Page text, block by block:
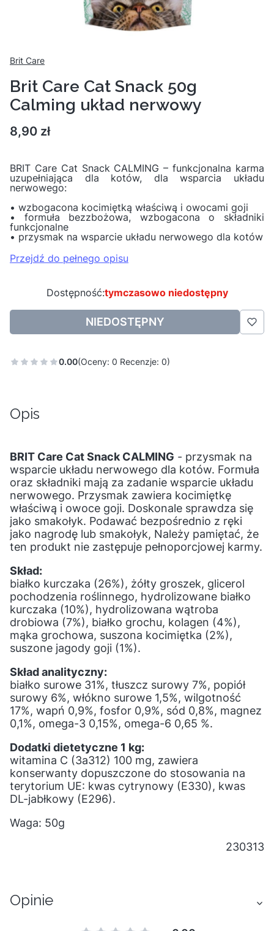
Brit Care
Brit Care Cat Snack 50g
Calming układ nerwowy
Cena
8,90 zł
BRIT Care Cat Snack CALMING – funkcjonalna karma
uzupełniająca dla kotów, dla wsparcia układu
nerwowego:
• wzbogacona kocimiętką właściwą i owocami goji
• formuła bezzbożowa, wzbogacona o składniki
funkcjonalne
• przysmak na wsparcie układu nerwowego dla kotów
Przejdź do pełnego opisu
Dostępność:tymczasowo niedostępny
NIEDOSTĘPNY
0.00(Oceny: 0 Recenzje: 0)
Opis
BRIT Care Cat Snack CALMING - przysmak na
wsparcie układu nerwowego dla kotów. Formuła
oraz składniki mają za zadanie wsparcie układu
nerwowego. Przysmak zawiera kocimiętkę
właściwą i owoce goji. Doskonale sprawdza się
jako smakołyk. Podawać bezpośrednio z ręki
jako nagrodę lub smakołyk, Należy pamiętać, że
ten produkt nie zastępuje pełnoporcjowej karmy.
Skład:
białko kurczaka (26%), żółty groszek, glicerol
pochodzenia roślinnego, hydrolizowane białko
kurczaka (10%), hydrolizowana wątroba
drobiowa (7%), białko grochu, kolagen (4%),
mąka grochowa, suszona kocimiętka (2%),
suszone jagody goji (1%).
Skład analityczny:
białko surowe 31%, tłuszcz surowy 7%, popiół
surowy 6%, włókno surowe 1,5%, wilgotność
17%, wapń 0,9%, fosfor 0,9%, sód 0,8%, magnez
0,1%, omega-3 0,15%, omega-6 0,65 %.
Dodatki dietetyczne 1 kg:
witamina C (3a312) 100 mg, zawiera
konserwanty dopuszczone do stosowania na
terytorium UE: kwas cytrynowy (E330), kwas
DL-jabłkowy (E296).
Waga: 50g
230313
Opinie